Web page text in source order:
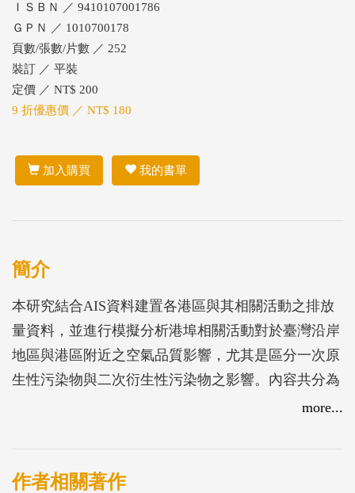
ＩＳＢＮ ／ 9410107001786
ＧＰＮ ／ 1010700178
頁數/張數/片數 ／ 252
裝訂 ／ 平裝
定價 ／ NT$ 200
9 折優惠價 ／ NT$ 180
加入購買 我的書單
簡介
本研究結合AIS資料建置各港區與其相關活動之排放
量資料，並進行模擬分析港埠相關活動對於臺灣沿岸
地區與港區附近之空氣品質影響，尤其是區分一次原
生性污染物與二次衍生性污染物之影響。內容共分為
AERMOD模式即時推估與CMAQ模式歷史案例解析
擬，建置模擬範圍以臺中港為主，包含鄰近臺中市部
分地區，藉以預報臺中港區污染物排放的影響；
more...
作者相關著作